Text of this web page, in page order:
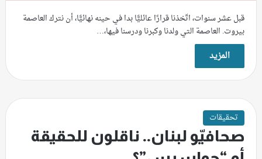
قبل عشر سنوات، اتّخذنا قرارًا عائليًّا بدا في حينه نهائيًّا، أن نترك العاصمة
بيروت. العاصمة التي ولدنا وكبرنا ودرسنا فيها،…
المزيد
تحقيقات
صحافيّو لبنان.. ناقلون للحقيقة